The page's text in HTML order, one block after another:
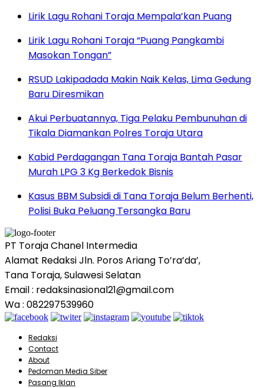
Lirik Lagu Rohani Toraja Mempala’kan Puang
Lirik Lagu Rohani Toraja “Puang Pangkambi
Masokan Tongan”
RSUD Lakipadada Makin Naik Kelas, Lima Gedung
Baru Diresmikan
Akui Perbuatannya, Tiga Pelaku Pembunuhan di
Tikala Diamankan Polres Toraja Utara
Kabid Perdagangan Tana Toraja Bantah Pasar
Murah LPG 3 Kg Berkedok Bisnis
Kasus BBM Subsidi di Tana Toraja Belum Berhenti,
Polisi Buka Peluang Tersangka Baru
PT Toraja Chanel Intermedia
Alamat Redaksi Jln. Poros Ariang To’ra’da’,
Tana Toraja, Sulawesi Selatan
Email : redaksinasional21@gmail.com
Wa : 082297539960
Redaksi
Contact
About
Pedoman Media Siber
Pasang Iklan